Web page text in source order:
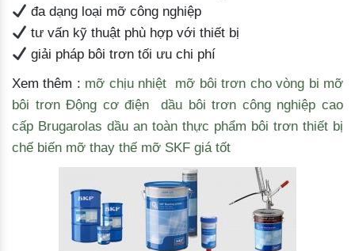
đa dạng loại mỡ công nghiệp
tư vấn kỹ thuật phù hợp với thiết bị
giải pháp bôi trơn tối ưu chi phí
Xem thêm : mỡ chịu nhiệt mỡ bôi trơn cho vòng bi mỡ
bôi trơn Động cơ điện
dầu bôi trơn công nghiệp cao
cấp Brugarolas dầu an toàn thực phẩm bôi trơn thiết bị
chế biến mỡ thay thế mỡ SKF giá tốt